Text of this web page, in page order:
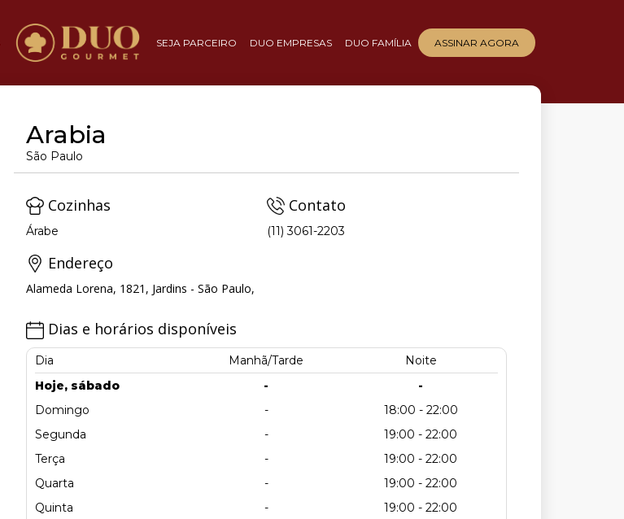
SEJA PARCEIRO DUO EMPRESAS DUO FAMÍLIA ASSINAR AGORA
Arabia
São Paulo
Cozinhas
Árabe
Contato
(11) 3061-2203
Endereço
Alameda Lorena, 1821, Jardins - São Paulo,
Dias e horários disponíveis
Dia Manhã/Tarde
Noite
Hoje, sábado
-
-
Domingo
-
18:00 - 22:00
Segunda
-
19:00 - 22:00
Terça
-
19:00 - 22:00
Quarta
-
19:00 - 22:00
Quinta
-
19:00 - 22:00